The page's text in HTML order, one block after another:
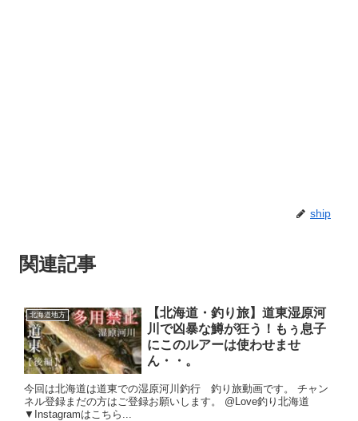
ship
関連記事
北海道地方
【北海道・釣り旅】道東湿原河
川で凶暴な鱒が狂う！もぅ息子
にこのルアーは使わせませ
ん・・。
今回は北海道は道東での湿原河川釣行 釣り旅動画です。 チャン
ネル登録まだの方はご登録お願いします。 @Love釣り北海道
▼Instagramはこちら...